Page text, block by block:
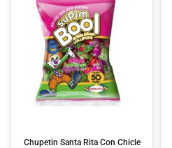
Chupetin Santa Rita Con Chicle